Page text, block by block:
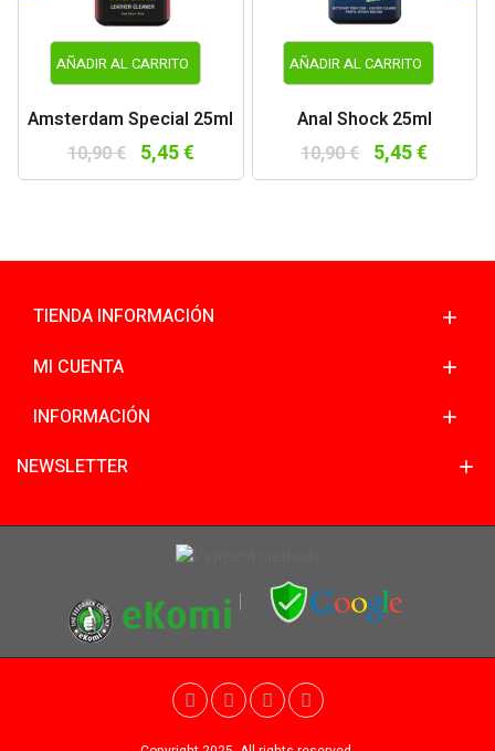
AÑADIR AL CARRITO
Amsterdam Special 25ml
10,90 € 5,45 €
AÑADIR AL CARRITO
Anal Shock 25ml
10,90 € 5,45 €
TIENDA INFORMACIÓN
MI CUENTA
INFORMACIÓN
NEWSLETTER